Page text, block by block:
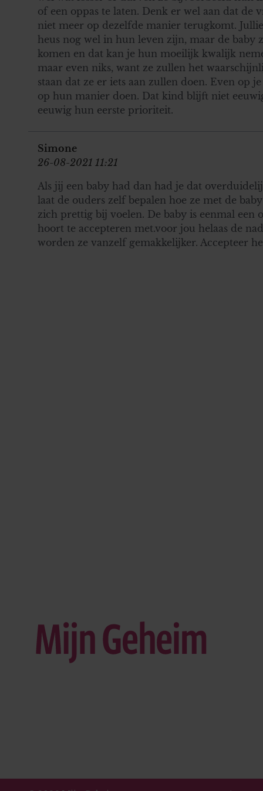
of een oppas te laten. Denk er wel aan dat de
niet meer op dezelfde manier terugkomt.
heus nog wel in hun leven zijn, maar de baby
komen en dat kan je hun moeilijk kwalijk
maar even niks, want ze zullen het
staan dat ze er iets aan zullen doen. Even op
op hun manier doen. Dat kind blijft niet
eeuwig hun eerste prioriteit.
Simone
26-08-2021 11:21
Als jij een baby had dan had je dat
laat de ouders zelf bepalen hoe ze met de
zich prettig bij voelen. De baby is eenmal een
hoort te accepteren met.voor jou helaas de
worden ze vanzelf gemakkelijker. Accepteer